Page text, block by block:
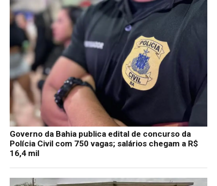
Governo da Bahia publica edital de concurso da
Polícia Civil com 750 vagas; salários chegam a R$
16,4 mil